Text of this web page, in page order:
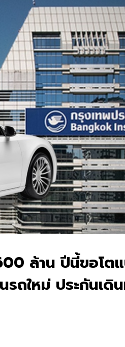
ล้าน ปีนี้ขอโต
ถใหม่ ประกันเดิ